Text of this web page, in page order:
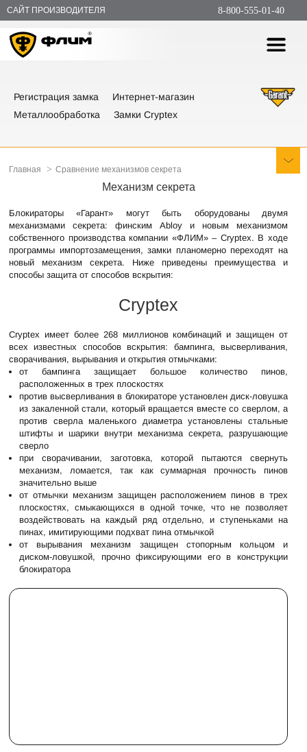
САЙТ ПРОИЗВОДИТЕЛЯ 8-800-555-01-40
Регистрация замка
Интернет-магазин
Металлообработка
Замки Cryptex
Главная > Сравнение механизмов секрета
Механизм секрета
Блокираторы «Гарант» могут быть оборудованы двумя
механизмами секрета: финским Abloy и новым механизмом
собственного производства компании «ФЛИМ» – Cryptex. В ходе
программы импортозамещения, замки планомерно переходят на
новый механизм секрета. Ниже приведены преимущества и
способы защита от способов вскрытия:
Cryptex
Cryptex имеет более 268 миллионов комбинаций и защищен от
всех известных способов вскрытия: бампинга, высверливания,
сворачивания, вырывания и открытия отмычками:
от бампинга защищает большое количество пинов,
расположенных в трех плоскостях
против высверливания в блокираторе установлен диск-ловушка
из закаленной стали, который вращается вместе со сверлом, а
против сверла маленького диаметра установлены стальные
штифты и шарики внутри механизма секрета, разрушающие
сверло
при сворачивании, заготовка, которой пытаются свернуть
механизм, ломается, так как суммарная прочность пинов
значительно выше
от отмычки механизм защищен расположением пинов в трех
плоскостях, смыкающихся в одной точке, что не позволяет
воздействовать на каждый ряд отдельно, и ступеньками на
пинах, имитирующими подхват пина отмычкой
от вырывания механизм защищен стопорным кольцом и
диском-ловушкой, прочно фиксирующими его в конструкции
блокиратора